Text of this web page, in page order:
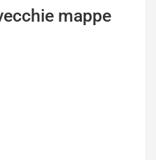
mappe